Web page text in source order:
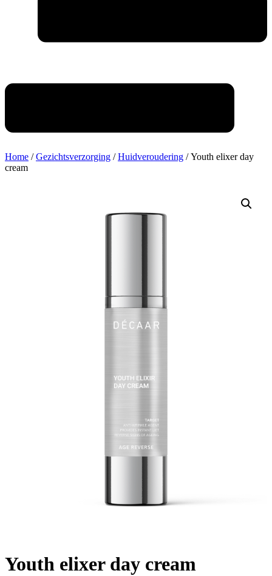
Home /Gezichtsverzorging /Huidveroudering / Youth elixer day
cream
Youth elixer day cream